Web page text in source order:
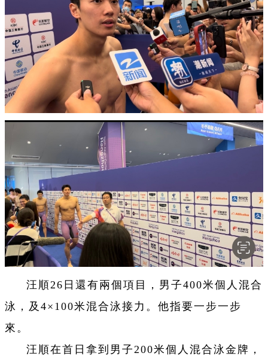
汪順26日還有兩個項目，男子400米個人混合
泳，及4×100米混合泳接力。他指要一步一步
來。
汪順在首日拿到男子200米個人混合泳金牌，